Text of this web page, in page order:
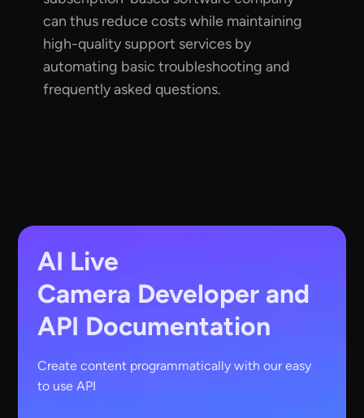
can thus reduce costs while maintaining
high-quality support services by
automating basic troubleshooting and
frequently asked questions.
AI Live
Camera Developer and
API Documentation
Create content programmatically with our easy
to use API